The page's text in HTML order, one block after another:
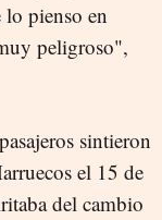
pienso en
peligroso",
sintieron
el 15 de
del cambio